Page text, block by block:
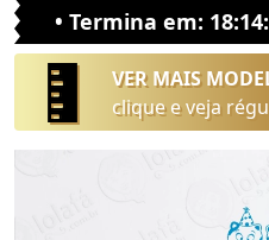
• Termina em:
VER MAIS
clique e veja